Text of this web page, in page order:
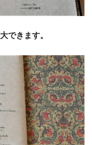
できます。